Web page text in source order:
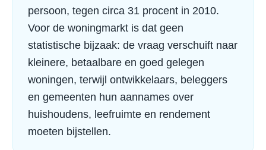
persoon, tegen circa 31 procent in 2010.
Voor de woningmarkt is dat geen
statistische bijzaak: de vraag verschuift naar
kleinere, betaalbare en goed gelegen
woningen, terwijl ontwikkelaars, beleggers
en gemeenten hun aannames over
huishoudens, leefruimte en rendement
moeten bijstellen.